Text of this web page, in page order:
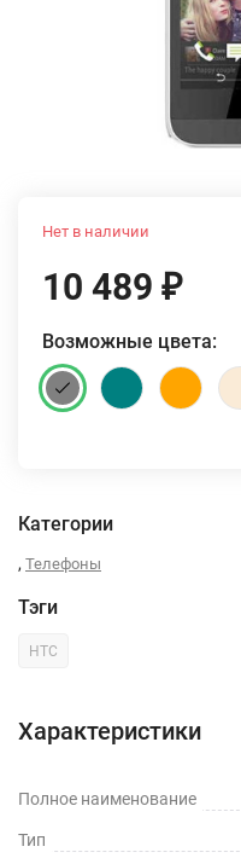
Нет в наличии
10 489 ₽
Возможные цвета:
Категории
, Телефоны
Тэги
HTC
Характеристики
Полное наименование
Тип